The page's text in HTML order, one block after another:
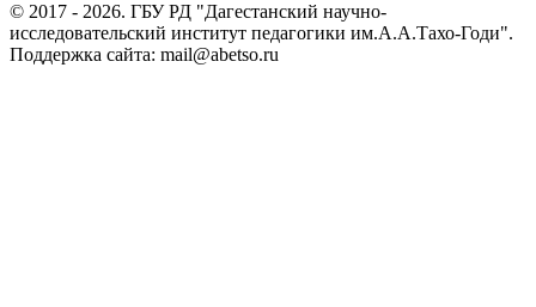
© 2017 - 2026. ГБУ РД "Дагестанский научно-
исследовательский институт педагогики им.А.А.Тахо-Годи".
Поддержка сайта: mail@abetso.ru